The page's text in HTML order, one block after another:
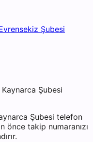
Şubesi
Kaynarca Şubesi
Şubesi telefon
önce takip numaranızı